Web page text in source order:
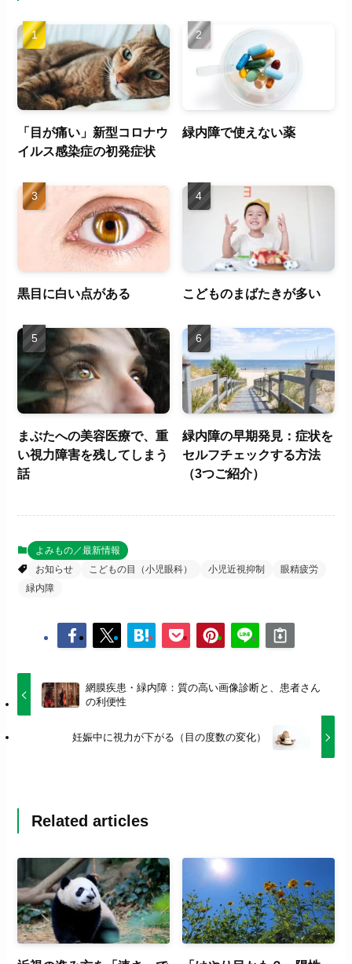
「目が痛い」新型コロナウ
イルス感染症の初発症状
緑内障で使えない薬
黒目に白い点がある こどものまばたきが多い
まぶたへの美容医療で、重
い視力障害を残してしまう
話
緑内障の早期発見：症状を
セルフチェックする方法
（3つご紹介）
よみもの／最新情報
お知らせ
こどもの目（小児眼科） 小児近視抑制
眼精疲労
緑内障
網膜疾患・緑内障：質の高い画像診断と、患者さん
の利便性
妊娠中に視力が下がる（目の度数の変化）
Related articles